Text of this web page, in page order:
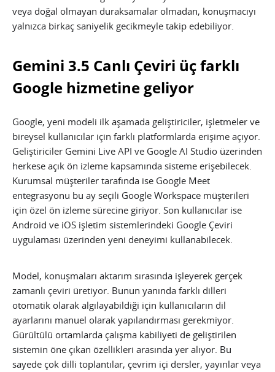
veya doğal olmayan duraksamalar olmadan, konuşmacıyı
yalnızca birkaç saniyelik gecikmeyle takip edebiliyor.
Gemini 3.5 Canlı Çeviri üç farklı
Google hizmetine geliyor
Google, yeni modeli ilk aşamada geliştiriciler, işletmeler ve
bireysel kullanıcılar için farklı platformlarda erişime açıyor.
Geliştiriciler Gemini Live API ve Google AI Studio üzerinden
herkese açık ön izleme kapsamında sisteme erişebilecek.
Kurumsal müşteriler tarafında ise Google Meet
entegrasyonu bu ay seçili Google Workspace müşterileri
için özel ön izleme sürecine giriyor. Son kullanıcılar ise
Android ve iOS işletim sistemlerindeki Google Çeviri
uygulaması üzerinden yeni deneyimi kullanabilecek.
Model, konuşmaları aktarım sırasında işleyerek gerçek
zamanlı çeviri üretiyor. Bunun yanında farklı dilleri
otomatik olarak algılayabildiği için kullanıcıların dil
ayarlarını manuel olarak yapılandırması gerekmiyor.
Gürültülü ortamlarda çalışma kabiliyeti de geliştirilen
sistemin öne çıkan özellikleri arasında yer alıyor. Bu
sayede çok dilli toplantılar, çevrim içi dersler, yayınlar veya